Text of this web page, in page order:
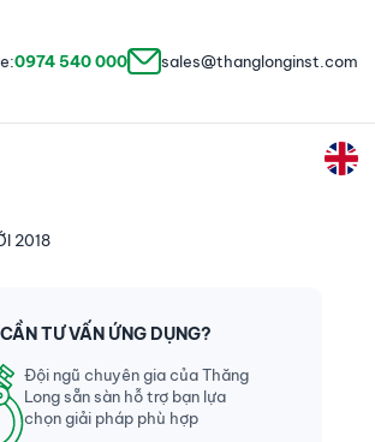
0974 540 000 sales@thanglonginst.com
2018
CẦN TƯ VẤN ỨNG DỤNG?
Đội ngũ chuyên gia của Thăng
Long sẵn sàn hỗ trợ bạn lựa
chọn giải pháp phù hợp